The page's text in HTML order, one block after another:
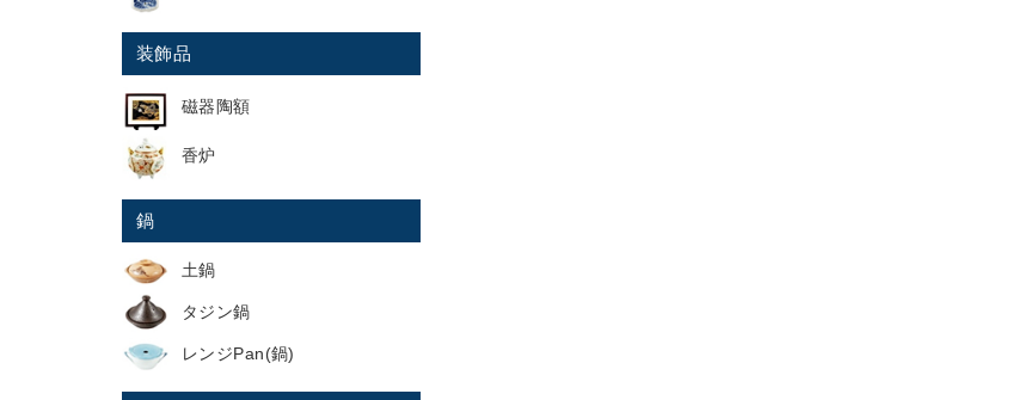
装飾品
磁器陶額
香炉
鍋
土鍋
タジン鍋
レンジPan(鍋)